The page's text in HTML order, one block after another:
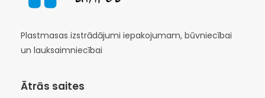
Plastmasas izstrādājumi iepakojumam, būvniecībai
un lauksaimniecībai
Ātrās saites